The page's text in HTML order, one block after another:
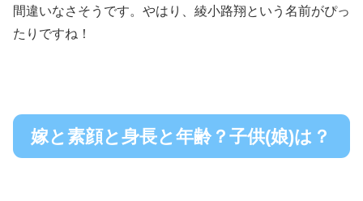
間違いなさそうです。やはり、綾小路翔という名前がぴっ
たりですね！
嫁と素顔と身長と年齢？子供(娘)は？